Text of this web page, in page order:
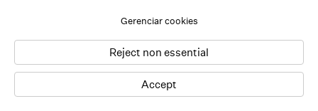
formas das águas
museu de arte moderna do
rio de janeiro, rio de janeiro,
islamic arts biennale 2025
lucia koch
western hajj terminal,
jeddah, arábia saudita
Gerenciar cookies
Reject non essential
Accept